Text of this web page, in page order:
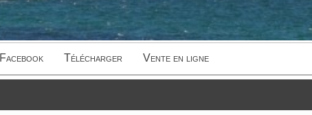
Facebook Télécharger Vente en ligne